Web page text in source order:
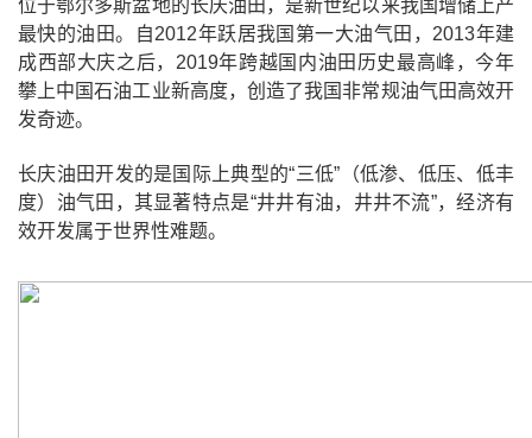
位于鄂尔多斯盆地的长庆油田，是新世纪以来我国增储上产
最快的油田。自2012年跃居我国第一大油气田，2013年建
成西部大庆之后，2019年跨越国内油田历史最高峰，今年
攀上中国石油工业新高度，创造了我国非常规油气田高效开
发奇迹。
长庆油田开发的是国际上典型的“三低”（低渗、低压、低丰
度）油气田，其显著特点是“井井有油，井井不流”，经济有
效开发属于世界性难题。